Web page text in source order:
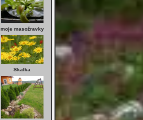
moje masožravky
Skalka